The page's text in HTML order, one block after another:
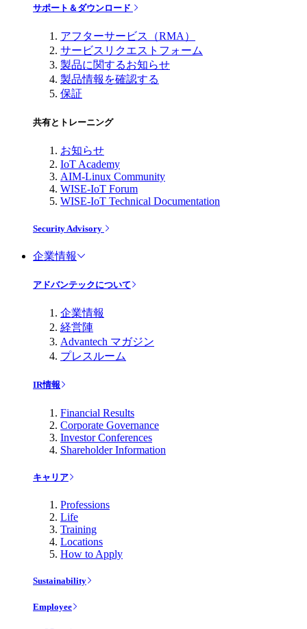
サポート＆ダウンロード
アフターサービス（RMA）
サービスリクエストフォーム
製品に関するお知らせ
製品情報を確認する
保証
共有とトレーニング
お知らせ
IoT Academy
AIM-Linux Community
WISE-IoT Forum
WISE-IoT Technical Documentation
Security Advisory
企業情報
アドバンテックについて
企業情報
経営陣
Advantech マガジン
プレスルーム
IR情報
Financial Results
Corporate Governance
Investor Conferences
Shareholder Information
キャリア
Professions
Life
Training
Locations
How to Apply
Sustainability
Employee